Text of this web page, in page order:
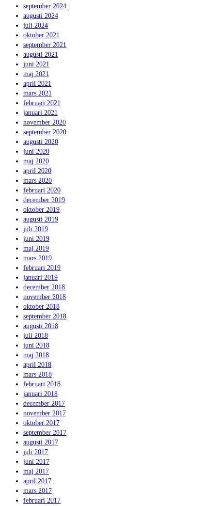
september 2024
augusti 2024
juli 2024
oktober 2021
september 2021
augusti 2021
juni 2021
maj 2021
april 2021
mars 2021
februari 2021
januari 2021
november 2020
september 2020
augusti 2020
juni 2020
maj 2020
april 2020
mars 2020
februari 2020
december 2019
oktober 2019
augusti 2019
juli 2019
juni 2019
maj 2019
mars 2019
februari 2019
januari 2019
december 2018
november 2018
oktober 2018
september 2018
augusti 2018
juli 2018
juni 2018
maj 2018
april 2018
mars 2018
februari 2018
januari 2018
december 2017
november 2017
oktober 2017
september 2017
augusti 2017
juli 2017
juni 2017
maj 2017
april 2017
mars 2017
februari 2017